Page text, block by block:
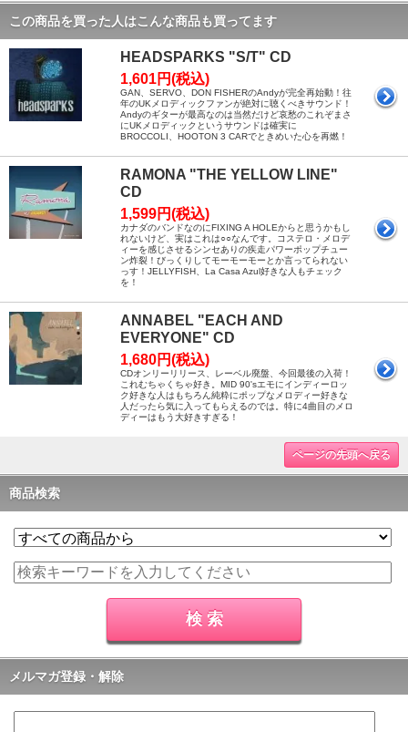
この商品を買った人はこんな商品も買ってます
HEADSPARKS "S/T" CD
1,601円(税込)
GAN、SERVO、DON FISHERのAndyが完全再始動！往
年のUKメロディックファンが絶対に聴くべきサウンド！
Andyのギターが最高なのは当然だけど哀愁のこれぞまさ
にUKメロディックというサウンドは確実に
BROCCOLI、HOOTON 3 CARでときめいた心を再燃！
RAMONA "THE YELLOW LINE"
CD
1,599円(税込)
カナダのバンドなのにFIXING A HOLEからと思うかもし
れないけど、実はこれは○○なんです。コステロ・メロデ
ィーを感じさせるシンセありの疾走パワーポップチュー
ン炸裂！びっくりしてモーモーモーとか言ってられない
っす！JELLYFISH、La Casa Azul好きな人もチェック
を！
ANNABEL "EACH AND
EVERYONE" CD
1,680円(税込)
CDオンリーリリース、レーベル廃盤、今回最後の入荷！
これむちゃくちゃ好き。MID 90'sエモにインディーロッ
ク好きな人はもちろん純粋にポップなメロディー好きな
人だったら気に入ってもらえるのでは。特に4曲目のメロ
ディーはもう大好きすぎる！
ページの先頭へ戻る
商品検索
メルマガ登録・解除